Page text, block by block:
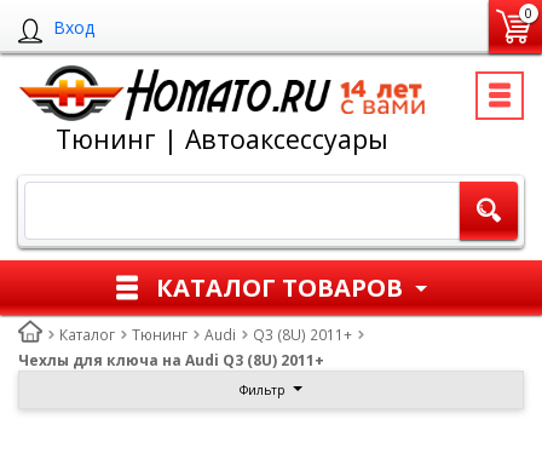
Вход
0
Тюнинг | Автоаксессуары
КАТАЛОГ ТОВАРОВ
Каталог Тюнинг Audi
Q3 (8U) 2011+
Чехлы для ключа на Audi Q3 (8U) 2011+
Фильтр